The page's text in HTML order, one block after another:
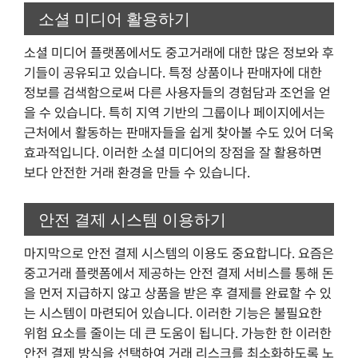
소셜 미디어 활용하기
소셜 미디어 플랫폼에서도 중고거래에 대한 많은 정보와 후
기들이 공유되고 있습니다. 특정 상품이나 판매자에 대한
정보를 검색함으로써 다른 사용자들의 경험담과 조언을 얻
을 수 있습니다. 특히 지역 기반의 그룹이나 페이지에서는
근처에서 활동하는 판매자들을 쉽게 찾아볼 수도 있어 더욱
효과적입니다. 이러한 소셜 미디어의 장점을 잘 활용하면
보다 안전한 거래 환경을 만들 수 있습니다.
안전 결제 시스템 이용하기
마지막으로 안전 결제 시스템의 이용도 중요합니다. 요즘은
중고거래 플랫폼에서 제공하는 안전 결제 서비스를 통해 돈
을 먼저 지급하지 않고 상품을 받은 후 결제를 완료할 수 있
는 시스템이 마련되어 있습니다. 이러한 기능은 불필요한
위험 요소를 줄이는 데 큰 도움이 됩니다. 가능한 한 이러한
안전 결제 방식을 선택하여 거래 리스크를 최소화하도록 노